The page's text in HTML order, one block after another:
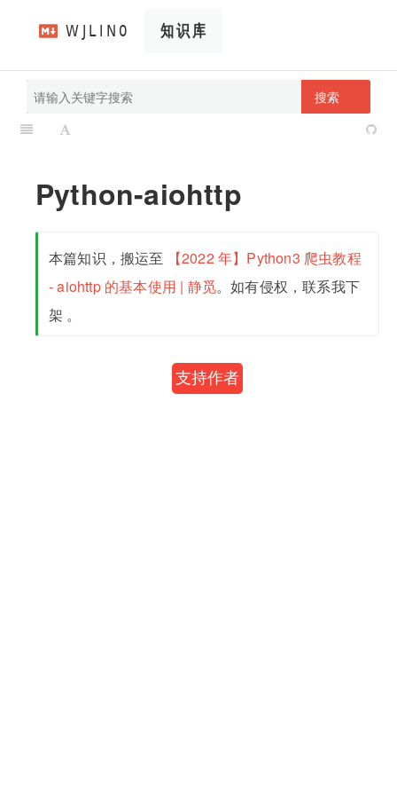
搜索
Python-aiohttp
本篇知识，搬运至
【2022 年】Python3 爬虫教程
- aiohttp 的基本使用 | 静觅。如有侵权，联系我下
架 。
支持作者